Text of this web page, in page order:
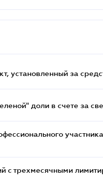
установленный за
доли в счете за
с трехмесячными